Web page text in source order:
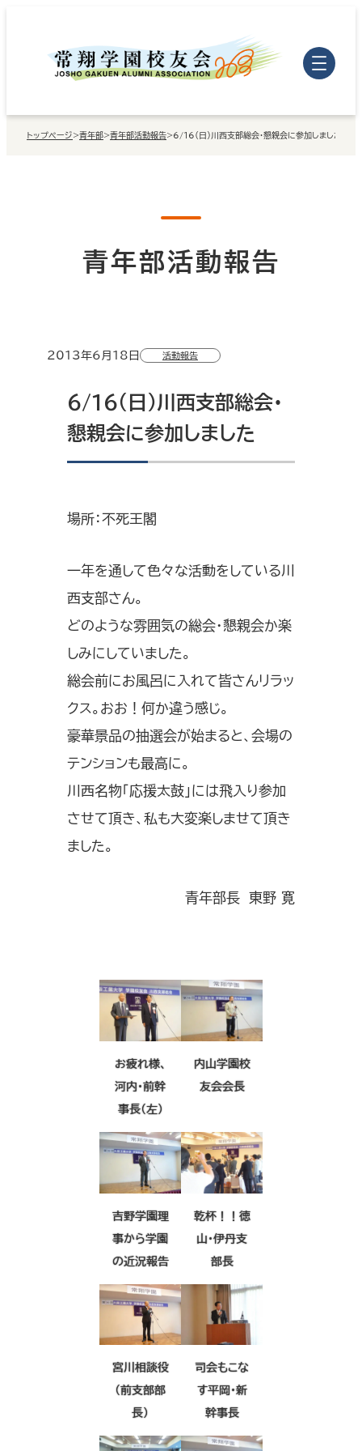
トップページ >青年部>青年部活動報告> 6/16（日）川西支部総会・懇親会に参加しました
青年部活動報告
2013年6月18日 活動報告
6/16（日）川西支部総会・
懇親会に参加しました
場所：不死王閣
一年を通して色々な活動をしている川
西支部さん。
どのような雰囲気の総会・懇親会か楽
しみにしていました。
総会前にお風呂に入れて皆さんリラッ
クス。おお！何か違う感じ。
豪華景品の抽選会が始まると、会場の
テンションも最高に。
川西名物「応援太鼓」には飛入り参加
させて頂き、私も大変楽しませて頂き
ました。
青年部長 東野 寛
お疲れ様、
河内・前幹
事長（左）
内山学園校
友会会長
吉野学園理
事から学園
の近況報告
乾杯！！徳
山・伊丹支
部長
宮川相談役
（前支部部
長）
司会もこな
す平岡・新
幹事長